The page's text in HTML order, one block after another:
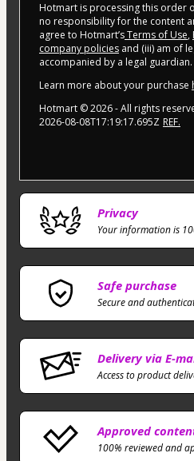
Hotmart is processing this order
no responsibility for the content
agree to Hotmart’sTerms of Use,
company policies and (iii) am of
accompanied by a legal guardian.
Learn more about your purchase
Hotmart ©2026- All rights
2026-08-08T17:19:17.695Z REF.
Privacy
Your information is
Safe purchase
Secure and
Delivery via E-
Access to product
Approved
100% reviewed and